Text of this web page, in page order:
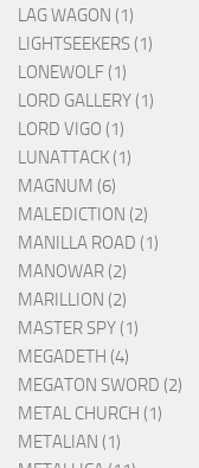
LAG WAGON (1)
LIGHTSEEKERS (1)
LONEWOLF (1)
LORD GALLERY (1)
LORD VIGO (1)
LUNATTACK (1)
MAGNUM (6)
MALEDICTION (2)
MANILLA ROAD (1)
MANOWAR (2)
MARILLION (2)
MASTER SPY (1)
MEGADETH (4)
MEGATON SWORD (2)
METAL CHURCH (1)
METALIAN (1)